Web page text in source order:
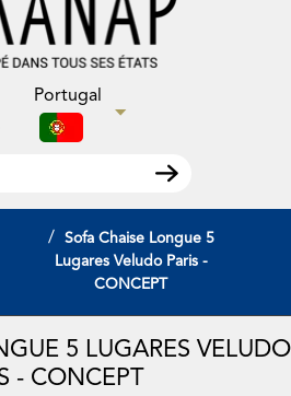
Portugal
Sofa Chaise Longue 5
Lugares Veludo Paris -
CONCEPT
5 LUGARES VELUDO
- CONCEPT